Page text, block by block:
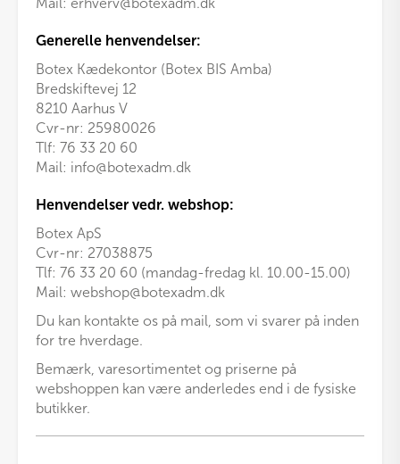
Mail: erhverv@botexadm.dk
Generelle henvendelser:
Botex Kædekontor (Botex BIS Amba)
Bredskiftevej 12
8210 Aarhus V
Cvr-nr: 25980026
Tlf: 76 33 20 60
Mail: info@botexadm.dk
Henvendelser vedr. webshop:
Botex ApS
Cvr-nr: 27038875
Tlf: 76 33 20 60 (mandag-fredag kl. 10.00-15.00)
Mail: webshop@botexadm.dk
Du kan kontakte os på mail, som vi svarer på inden
for tre hverdage.
Bemærk, varesortimentet og priserne på
webshoppen kan være anderledes end i de fysiske
butikker.